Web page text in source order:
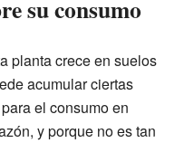
su consumo
planta crece en suelos
acumular ciertas
el consumo en
y porque no es tan